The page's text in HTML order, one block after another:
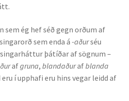
ég hef séð gegn orðum af
sem enda á -aðurséu
þátíðar af sögnum –
afgruna, blandaðurafblanda
í upphafi eru hins vegar leidd af